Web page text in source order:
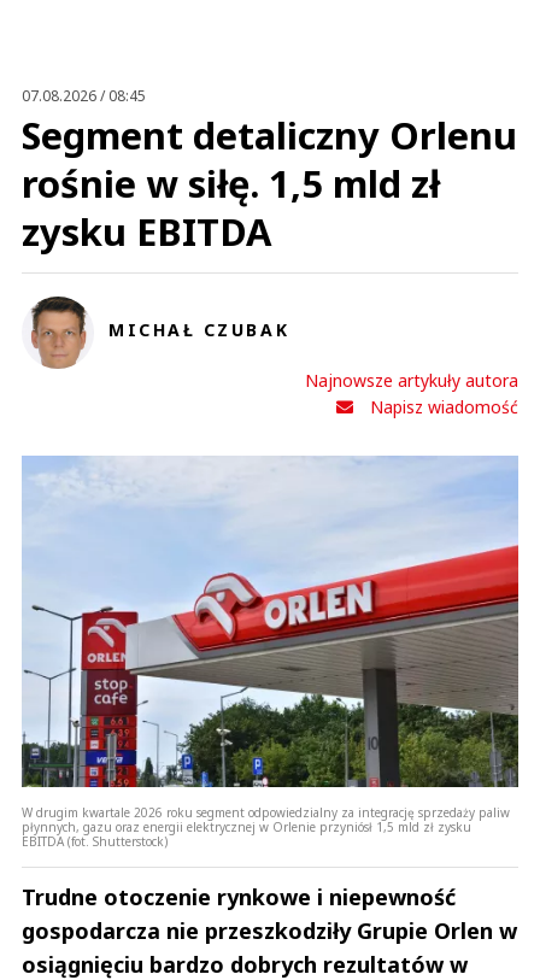
07.08.2026 / 08:45
Segment detaliczny Orlenu
rośnie w siłę. 1,5 mld zł
zysku EBITDA
MICHAŁ CZUBAK
Najnowsze artykuły autora
Napisz wiadomość
W drugim kwartale 2026 roku segment odpowiedzialny za integrację sprzedaży paliw
płynnych, gazu oraz energii elektrycznej w Orlenie przyniósł 1,5 mld zł zysku
EBITDA (fot. Shutterstock)
Trudne otoczenie rynkowe i niepewność
gospodarcza nie przeszkodziły Grupie Orlen w
osiągnięciu bardzo dobrych rezultatów w